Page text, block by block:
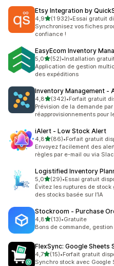
Etsy Integration by
4,9étoile(s) sur 5
(1 932)
1932 avis au total
•Essai gratuit
Synchronisez vos fiches
confiance !
EasyEcom Inventory
5,0étoile(s) sur 5
(52)
52 avis au total
•Installation
Application de gestion
des expéditions
Inventory Management ‑
4,8étoile(s) sur 5
(342)
342 avis au total
•Forfait gratuit
Prévision de la demande
réapprovisionnements pour
iAlert ‑ Low Stock Alert
4,8étoile(s) sur 5
(86)
86 avis au total
•Forfait gratuit
Envoyez facilement des
règles par e-mail ou via
Logistified Inventory
5,0étoile(s) sur 5
(29)
29 avis au total
•Essai gratuit
Évitez les ruptures de
des stocks basée sur l’IA
Stockroom ‑ Purchase
4,8étoile(s) sur 5
(13)
13 avis au total
•Gratuite
Bons de commande,
FlexSync: Google Sheets
4,7étoile(s) sur 5
(15)
15 avis au total
•Forfait gratuit
Synchro stock avec Google